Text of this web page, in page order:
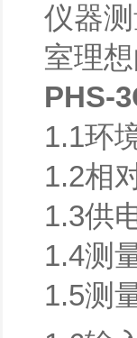
仪器
室理
PHS-
1.1环
1.2相
1.3供
1.4测
1.5测